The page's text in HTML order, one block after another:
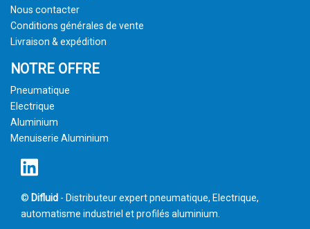
Nous contacter
Conditions générales de vente
Livraison & expédition
NOTRE OFFRE
Pneumatique
Electrique
Aluminium
Menuiserie Aluminium
© Difluid - Distributeur expert pneumatique, Electrique,
automatisme industriel et profilés aluminium.